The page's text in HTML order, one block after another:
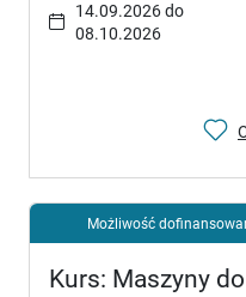
14.09.2026 do
08.10.2026
Możliwość
Kurs: Maszyny